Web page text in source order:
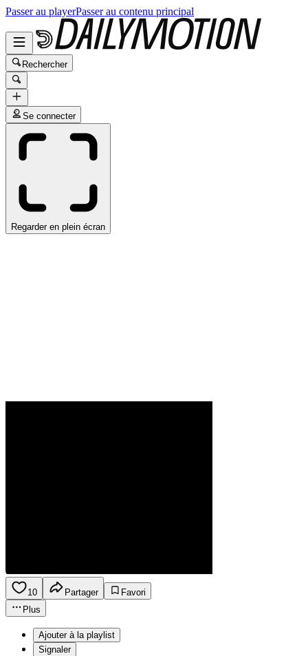
Passer au playerPasser au contenu principal
Rechercher
Se connecter
Regarder en plein écran
10 Partager
Favori
Plus
Ajouter à la playlist
Signaler